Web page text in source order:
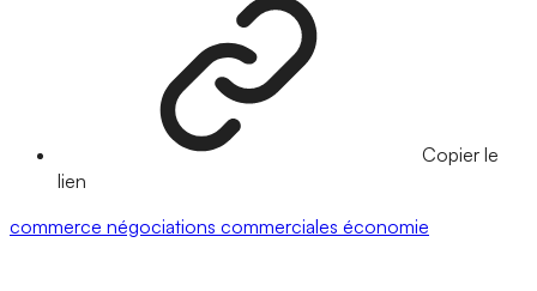
Copier le
lien
commerce négociations commerciales économie